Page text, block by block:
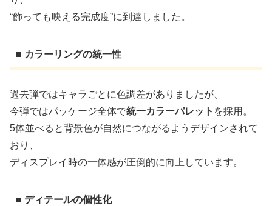
“飾っても映える完成度”に到達しました。
■ カラーリングの統一性
過去弾ではキャラごとに色調差がありましたが、
今弾ではパッケージ全体で統一カラーパレット を採用。
5体並べると背景色が自然につながるようデザインされて
おり、
ディスプレイ時の一体感が圧倒的に向上しています。
■ ディテールの個性化